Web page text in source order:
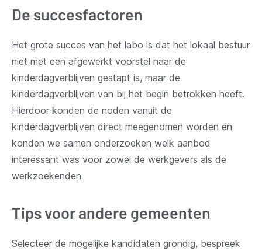
De succesfactoren
Het grote succes van het labo is dat het lokaal bestuur
niet met een afgewerkt voorstel naar de
kinderdagverblijven gestapt is, maar de
kinderdagverblijven van bij het begin betrokken heeft.
Hierdoor konden de noden vanuit de
kinderdagverblijven direct meegenomen worden en
konden we samen onderzoeken welk aanbod
interessant was voor zowel de werkgevers als de
werkzoekenden
Tips voor andere gemeenten
Selecteer de mogelijke kandidaten grondig, bespreek